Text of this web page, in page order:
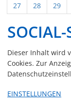
27
28 29
Dieser Inhalt wird
Cookies. Zur
EINSTELLUNGEN